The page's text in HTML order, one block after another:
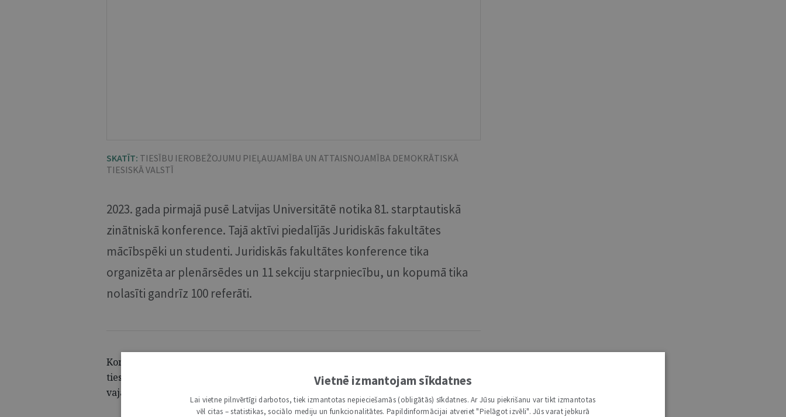
SKATĪT: TIESĪBU IEROBEŽOJUMU PIEĻAUJAMĪBA UN ATTAISNOJAMĪBA DEMOKRĀTISKĀ
TIESISKĀ VALSTĪ
2023. gada pirmajā pusē Latvijas Universitātē notika 81. starptautiskā
zinātniskā konference. Tajā aktīvi piedalījās Juridiskās fakultātes
mācībspēki un studenti. Juridiskās fakultātes konference tika
organizēta ar plenārsēdes un 11 sekciju starpniecību, un kopumā tika
nolasīti gandrīz 100 referāti.
Konferences materiālos apkopotie raksti ir zinātniskas publikācijas, kas veicinās
tiesību zinātnes attīstību, noderēs studiju procesa pilnveidošanai un jurista prakses
vajadzībām.
Vietnē izmantojam sīkdatnes
Lai vietne pilnvērtīgi darbotos, tiek izmantotas nepieciešamās (obligātās) sīkdatnes. Ar Jūsu piekrišanu var tikt izmantotas
vēl citas – statistikas, sociālo mediju un funkcionalitātes. Papildinformācijai atveriet "Pielāgot izvēli". Jūs varat jebkurā